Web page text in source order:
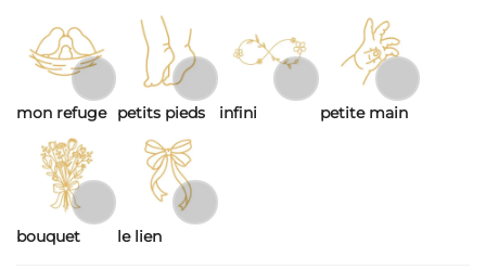
mon refuge petits pieds infini petite main
bouquet le lien